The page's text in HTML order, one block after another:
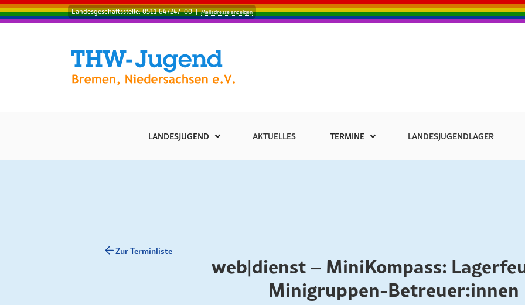
Landesgeschäftsstelle: 0511 647247-00 | Mailadresse anzeigen
LANDESJUGEND AKTUELLES TERMINE LANDESJUGENDLAGER
Zur Terminliste
web|dienst – MiniKompass:
Minigruppen-Betreuer:innen